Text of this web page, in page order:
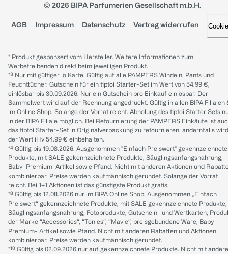
© 2026 BIPA Parfumerien Gesellschaft m.b.H.
AGB Impressum Datenschutz Vertrag widerrufen
* Produkt gesponsert vom Hersteller. Weitere Informationen zum
Werbetreibenden direkt beim jeweiligen Produkt.
*³ Nur mit gültiger jö Karte. Gültig auf alle PAMPERS Windeln, Pants und
Feuchttücher. Gutschein für ein tiptoi Starter-Set im Wert von 54.99 €,
einlösbar bis 30.09.2026. Nur ein Gutschein pro Einkauf einlösbar. Der
Sammelwert wird auf der Rechnung angedruckt. Gültig in allen BIPA Filialen
im Online Shop. Solange der Vorrat reicht. Abholung des tiptoi Starter Sets
in der BIPA Filiale möglich. Bei Retournierung der PAMPERS Einkäufe ist
das tiptoi Starter-Set in Originalverpackung zu retournieren, andernfalls wird
der Wert iHv 54.99 € einbehalten.
*⁴ Gültig bis 19.08.2026. Ausgenommen "Einfach Preiswert" gekennzeichnete
Produkte, mit SALE gekennzeichnete Produkte, Säuglingsanfangsnahrung,
Baby-Premium-Artikel sowie Pfand. Nicht mit anderen Aktionen und
kombinierbar. Preise werden kaufmännisch gerundet. Solange der Vorrat
reicht. Bei 1+1 Aktionen ist das günstigste Produkt gratis.
*⁸ Gültig bis 12.08.2026 nur im BIPA Online Shop. Ausgenommen „Einfach
Preiswert“ gekennzeichnete Produkte, mit SALE gekennzeichnete Produkte,
Säuglingsanfangsnahrung, Fotoprodukte, Gutschein- und Wertkarten,
der Marke “Accessories“, “Tonies“, “Mavie“, preisgebundene Ware, Baby
Premium- Artikel sowie Pfand. Nicht mit anderen Rabatten und Aktionen
kombinierbar. Preise werden kaufmännisch gerundet.
*¹⁰ Gültig bis 02.09.2026 nur auf gekennzeichnete Produkte. Nicht mit